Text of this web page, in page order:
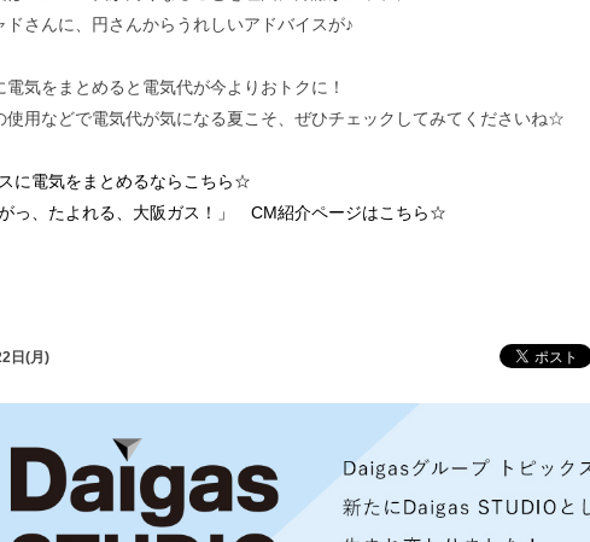
ドさんに、円さんからうれしいアドバイスが♪
電気をまとめると電気代が今よりおトクに！
使用などで電気代が気になる夏こそ、ぜひチェックしてみてくださいね☆
に電気をまとめるならこちら☆
がっ、たよれる、大阪ガス！」 CM紹介ページはこちら☆
日(月)